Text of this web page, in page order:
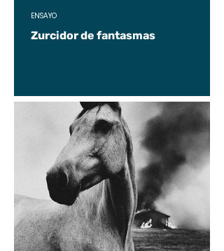
Zurcidor de fantasmas
ENSAYO